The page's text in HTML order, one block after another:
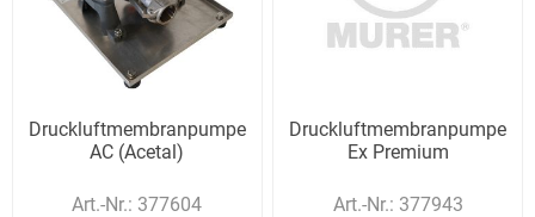
Druckluftmembranpumpe
AC (Acetal)
Art.-Nr.: 377604
Druckluftmembranpumpe
Ex Premium
Art.-Nr.: 377943